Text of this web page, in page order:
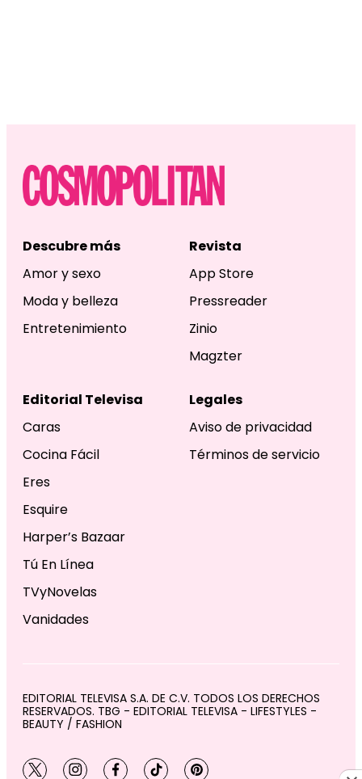
Descubre más
Amor y sexo
Moda y belleza
Entretenimiento
Revista
App Store
Pressreader
Zinio
Magzter
Editorial Televisa
Caras
Cocina Fácil
Eres
Esquire
Harper’s Bazaar
Tú En Línea
TVyNovelas
Vanidades
Legales
Aviso de privacidad
Términos de servicio
EDITORIAL TELEVISA S.A. DE C.V. TODOS LOS DERECHOS
RESERVADOS. TBG - EDITORIAL TELEVISA - LIFESTYLES -
BEAUTY / FASHION